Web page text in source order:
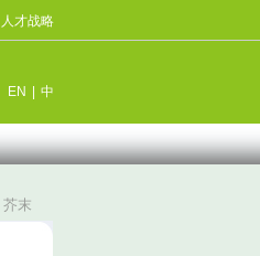
人才战略
EN 中
芥末